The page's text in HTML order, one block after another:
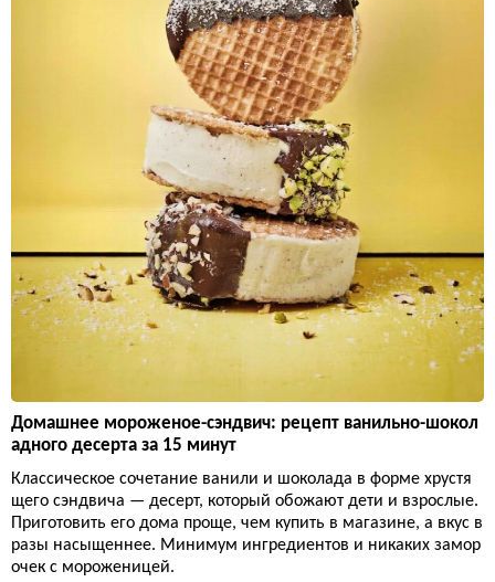
Домашнее мороженое-сэндвич: рецепт ванильно-шокол
адного десерта за 15 минут
Классическое сочетание ванили и шоколада в форме хрустя
щего сэндвича — десерт, который обожают дети и взрослые.
Приготовить его дома проще, чем купить в магазине, а вкус в
разы насыщеннее. Минимум ингредиентов и никаких замор
очек с мороженицей.